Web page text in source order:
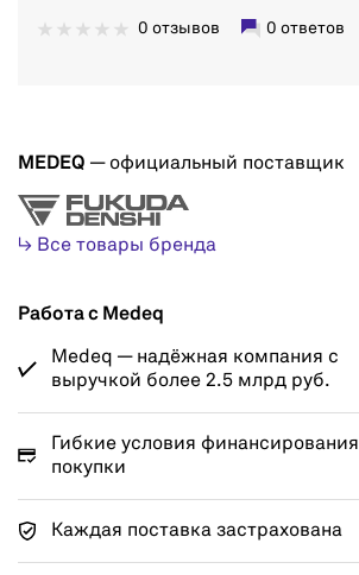
0 отзывов 0 ответов
MEDEQ — официальный поставщик
↳ Все товары бренда
Работа с Medeq
Medeq — надёжная компания с
выручкой более 2.5 млрд руб.
Гибкие условия финансирования
покупки
Каждая поставка застрахована